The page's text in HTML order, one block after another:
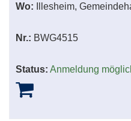
Wo: Illesheim,
Nr.: BWG4515
Status: Anmeldung